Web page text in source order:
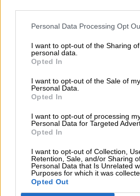
Personal Data Processing Opt
I want to opt-out of the Sharing
personal data.
Opted In
I want to opt-out of the Sale of my
Personal Data.
Opted In
I want to opt-out of processing
Personal Data for Targeted
Opted In
I want to opt-out of Collection,
Retention, Sale, and/or Sharing
Personal Data that Is Unrelated
Purposes for which it was
Opted Out
Speciale Halloween:
🟡Buonanotte di
🟢Buongiorno di
🔵 Curiosità su
🟣Disegni di Halloween
🟠Lavoretti creativi di
🟡Maschere di
🟢Storie di Halloween